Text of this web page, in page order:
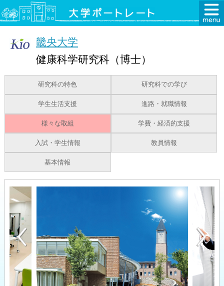
畿央大学
健康科学研究科（博士）
研究科の特色 研究科での学び
学生生活支援 進路・就職情報
様々な取組 学費・経済的支援
入試・学生情報 教員情報
基本情報